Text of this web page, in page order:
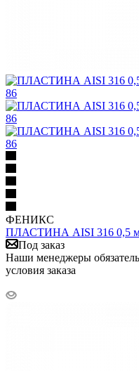
ФЕНИКС
ПЛАСТИНА AISI 316 0,5
Под заказ
Наши менеджеры
условия заказа